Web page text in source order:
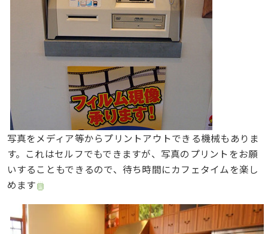
写真をメディア等からプリントアウトできる機械もありま
す。これはセルフでもできますが、写真のプリントをお願
いすることもできるので、待ち時間にカフェタイムを楽し
めます